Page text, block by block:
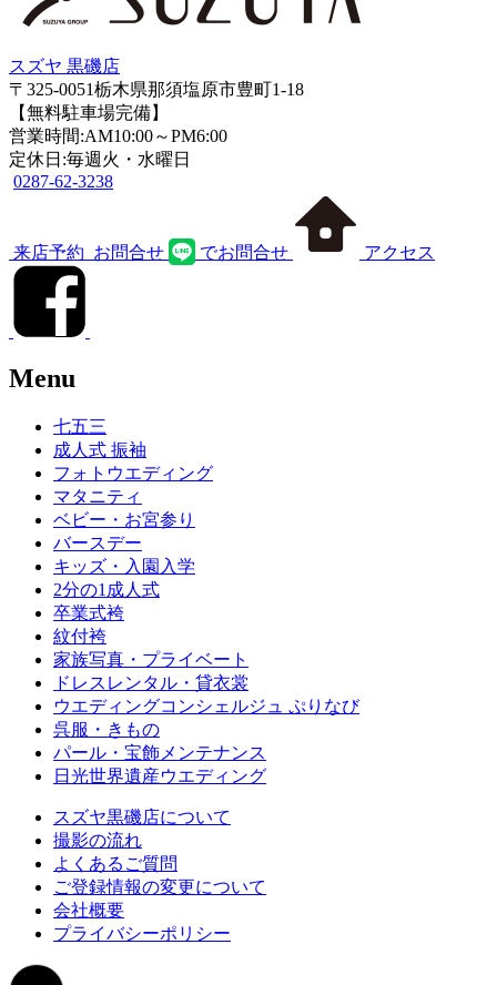
スズヤ 黒磯店
〒325-0051栃木県那須塩原市豊町1-18
【無料駐車場完備】
営業時間:AM10:00～PM6:00
定休日:毎週火・水曜日
0287-62-3238
来店予約 お問合せ でお問合せ アクセス
Menu
七五三
成人式 振袖
フォトウエディング
マタニティ
ベビー・お宮参り
バースデー
キッズ・入園入学
2分の1成人式
卒業式袴
紋付袴
家族写真・プライベート
ドレスレンタル・貸衣裳
ウエディングコンシェルジュ ぷりなび
呉服・きもの
パール・宝飾メンテナンス
日光世界遺産ウエディング
スズヤ黒磯店について
撮影の流れ
よくあるご質問
ご登録情報の変更について
会社概要
プライバシーポリシー